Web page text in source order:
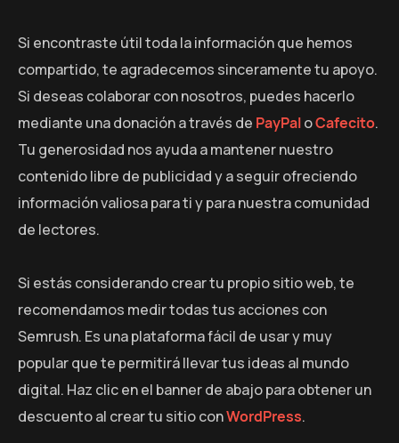
Si encontraste útil toda la información que hemos
compartido, te agradecemos sinceramente tu apoyo.
Si deseas colaborar con nosotros, puedes hacerlo
mediante una donación a través de PayPaloCafecito.
Tu generosidad nos ayuda a mantener nuestro
contenido libre de publicidad y a seguir ofreciendo
información valiosa para ti y para nuestra comunidad
de lectores.
Si estás considerando crear tu propio sitio web, te
recomendamos medir todas tus acciones con
Semrush. Es una plataforma fácil de usar y muy
popular que te permitirá llevar tus ideas al mundo
digital. Haz clic en el banner de abajo para obtener un
descuento al crear tu sitio conWordPress.